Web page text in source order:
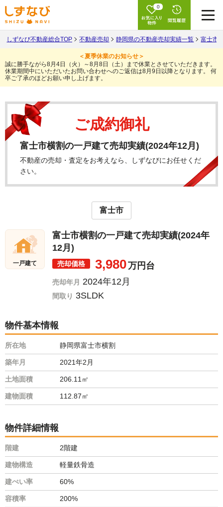
0
しずなび不動産総合TOP 不動産売却 静岡県の不動産売却実績一覧 富士市
＜夏季休業のお知らせ＞
誠に勝手ながら8月4日（火）～8月8日（土）まで休業とさせていただきます。
休業期間中にいただいたお問い合わせへのご返信は8月9日以降となります。
何
卒ご了承のほどお願い申し上げます。
ご成約御礼
富士市横割の一戸建て売却実績(2024年12月)
不動産の売却・査定をお考えなら、しずなびにお任せくだ
さい。
富士市
一戸建て
富士市横割の一戸建て売却実績(2024年
12月)
売却価格 3,980万円台
売却年月 2024年12月
間取り 3SLDK
物件基本情報
所在地 静岡県富士市横割
築年月 2021年2月
土地面積 206.11㎡
建物面積 112.87㎡
物件詳細情報
階建 2階建
建物構造 軽量鉄骨造
建ぺい率 60%
容積率 200%